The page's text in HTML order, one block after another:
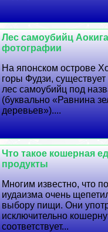
Лес самоубийц
фотографии
На японском острове
горы Фудзи,
лес самоубийц под
(буквально «Равнина
деревьев»)....
Что такое кошерная
продукты
Многим известно, что
иудаизма очень
выбору пищи. Они
исключительно
соответствует...